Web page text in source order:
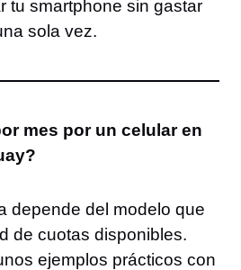
tu smartphone sin gastar
sola vez.
mes por un celular en
depende del modelo que
de cuotas disponibles.
ejemplos prácticos con